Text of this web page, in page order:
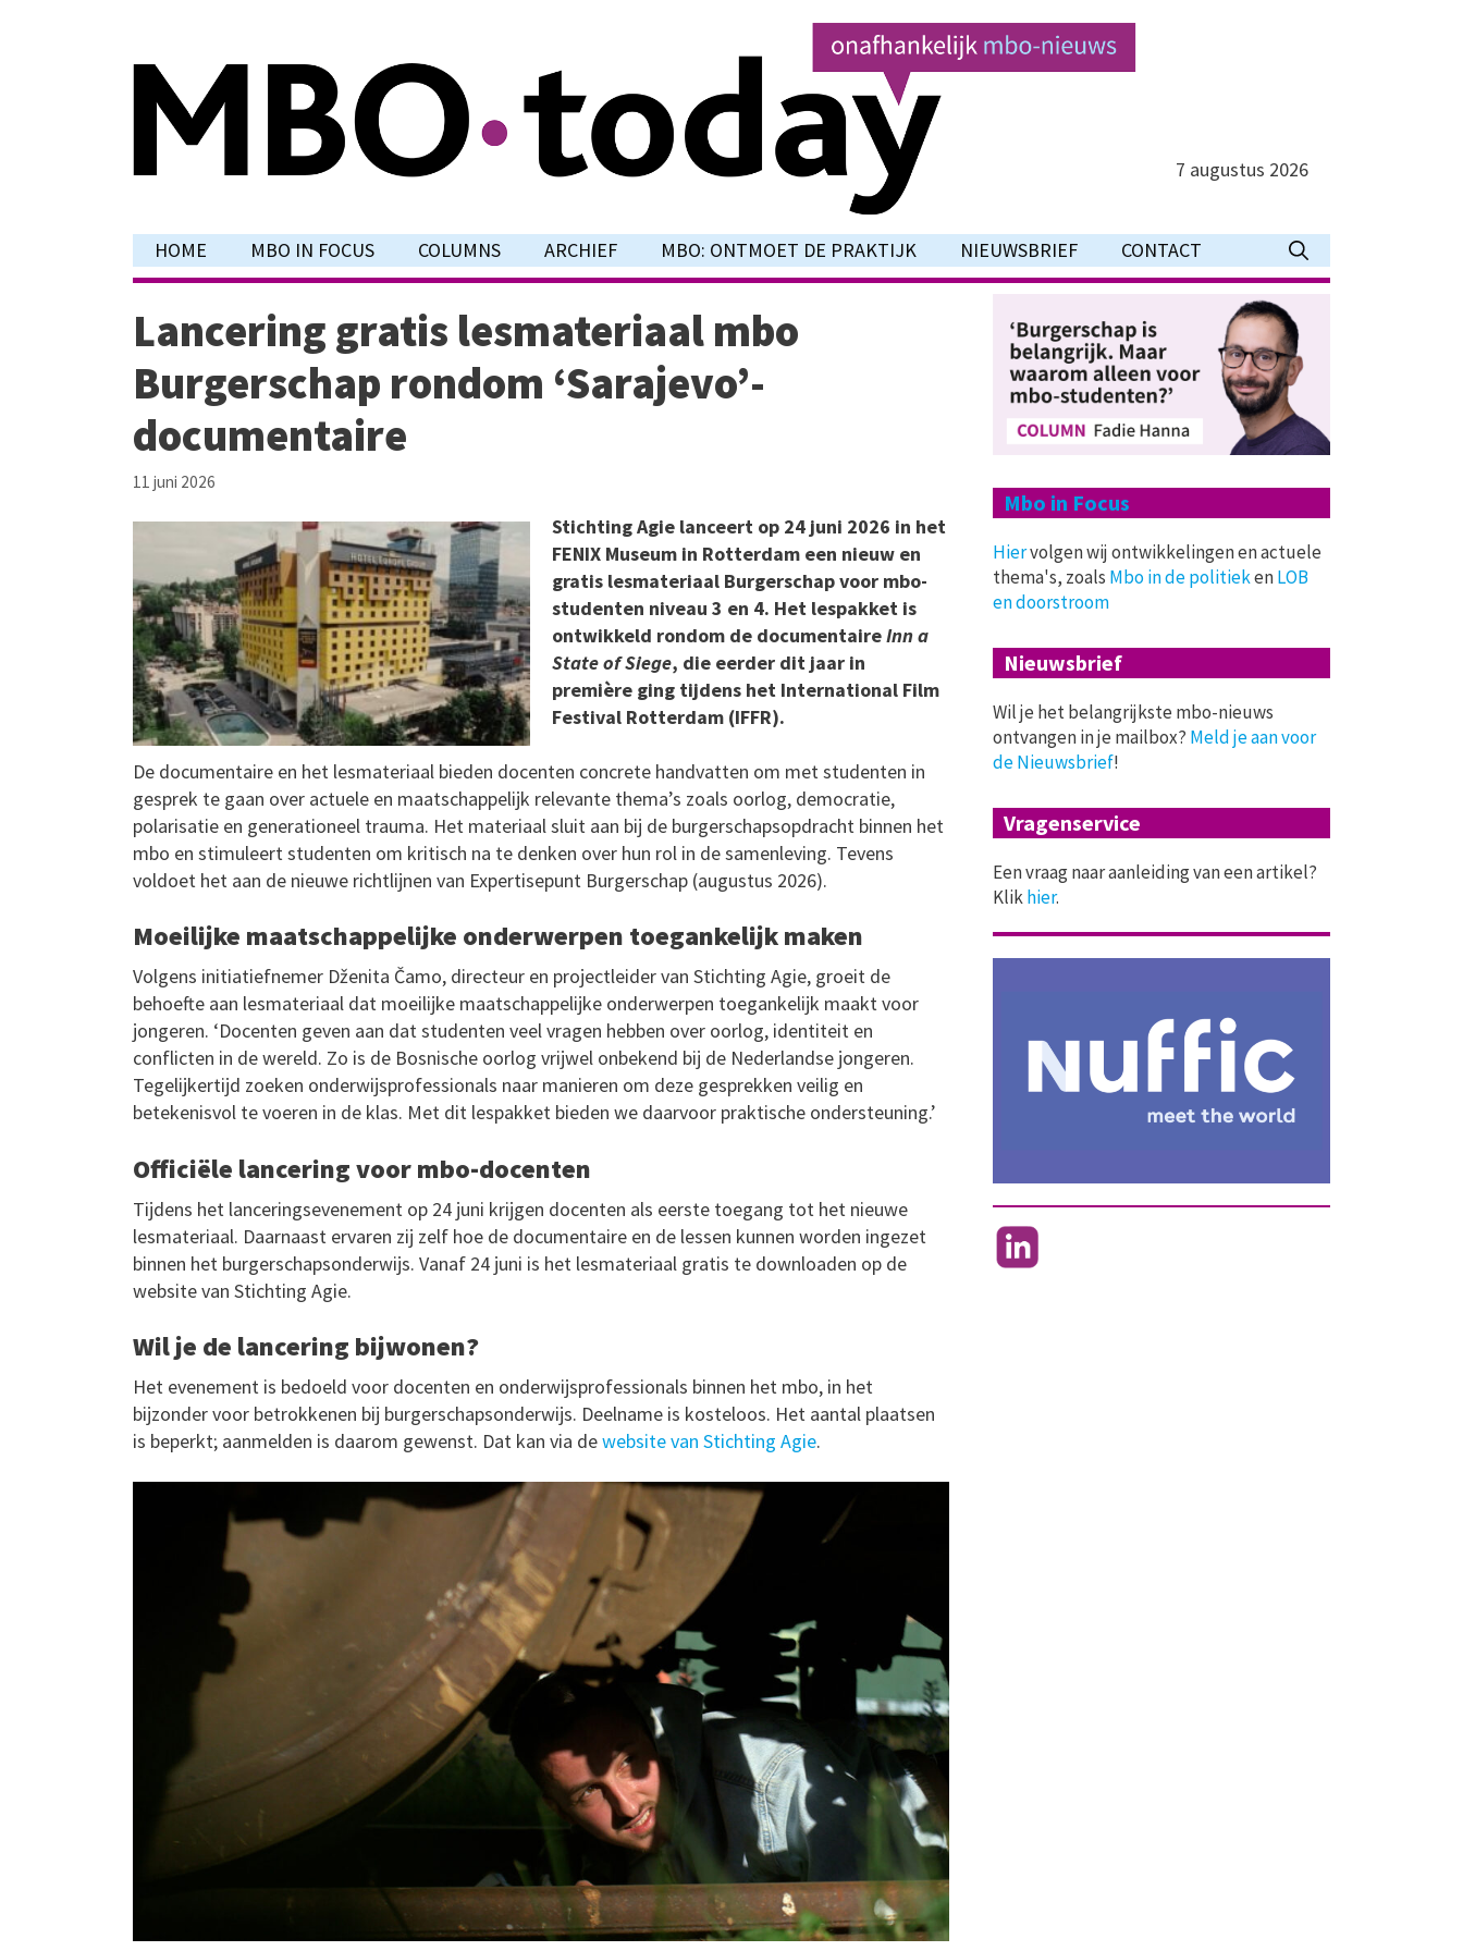
7 augustus 2026
HOME MBO IN FOCUS COLUMNS ARCHIEF MBO: ONTMOET DE PRAKTIJK NIEUWSBRIEF CONTACT
Lancering gratis lesmateriaal mbo
Burgerschap rondom ‘Sarajevo’-
documentaire
11 juni 2026
Stichting Agie lanceert op 24 juni 2026 in het
FENIX Museum in Rotterdam een nieuw en
gratis lesmateriaal Burgerschap voor mbo-
studenten niveau 3 en 4. Het lespakket is
ontwikkeld rondom de documentaireInn a
State of Siege, die eerder dit jaar in
première ging tijdens het International Film
Festival Rotterdam (IFFR).
De documentaire en het lesmateriaal bieden docenten concrete handvatten om met studenten in
gesprek te gaan over actuele en maatschappelijk relevante thema’s zoals oorlog, democratie,
polarisatie en generationeel trauma. Het materiaal sluit aan bij de burgerschapsopdracht binnen het
mbo en stimuleert studenten om kritisch na te denken over hun rol in de samenleving. Tevens
voldoet het aan de nieuwe richtlijnen van Expertisepunt Burgerschap (augustus 2026).
Moeilijke maatschappelijke onderwerpen toegankelijk maken
Volgens initiatiefnemer Dženita Čamo, directeur en projectleider van Stichting Agie, groeit de
behoefte aan lesmateriaal dat moeilijke maatschappelijke onderwerpen toegankelijk maakt voor
jongeren. ‘Docenten geven aan dat studenten veel vragen hebben over oorlog, identiteit en
conflicten in de wereld. Zo is de Bosnische oorlog vrijwel onbekend bij de Nederlandse jongeren.
Tegelijkertijd zoeken onderwijsprofessionals naar manieren om deze gesprekken veilig en
betekenisvol te voeren in de klas. Met dit lespakket bieden we daarvoor praktische ondersteuning.’
Officiële lancering voor mbo-docenten
Tijdens het lanceringsevenement op 24 juni krijgen docenten als eerste toegang tot het nieuwe
lesmateriaal. Daarnaast ervaren zij zelf hoe de documentaire en de lessen kunnen worden ingezet
binnen het burgerschapsonderwijs. Vanaf 24 juni is het lesmateriaal gratis te downloaden op de
website van Stichting Agie.
Wil je de lancering bijwonen?
Het evenement is bedoeld voor docenten en onderwijsprofessionals binnen het mbo, in het
bijzonder voor betrokkenen bij burgerschapsonderwijs. Deelname is kosteloos. Het aantal plaatsen
is beperkt; aanmelden is daarom gewenst. Dat kan via dewebsite van Stichting Agie.
Mbo in Focus
Hiervolgen wij ontwikkelingen en actuele
thema's, zoals Mbo in de politiekenLOB
en doorstroom
Nieuwsbrief
Wil je het belangrijkste mbo-nieuws
ontvangen in je mailbox? Meld je aan voor
de Nieuwsbrief!
Vragenservice
Een vraag naar aanleiding van een artikel?
Klikhier.